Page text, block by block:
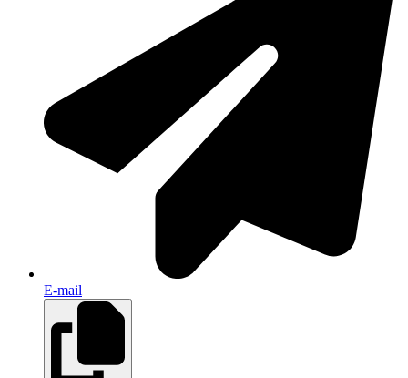
E-mail